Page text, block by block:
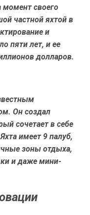
момент своего
частной яхтой в
и
пяти лет, и ее
долларов.
Он создал
сочетает в себе
имеет 9 палуб,
зоны отдыха,
и даже мини-